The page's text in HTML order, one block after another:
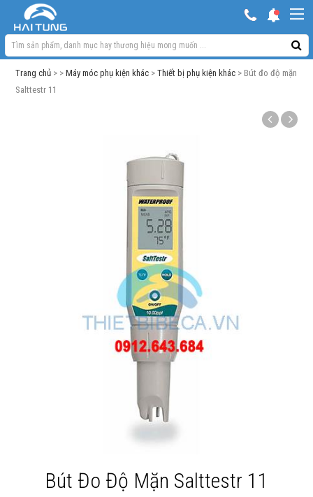
Trang chủ > >Máy móc phụ kiện khác >Thiết bị phụ kiện khác > Bút đo độ mặn
Salttestr 11
Bút Đo Độ Mặn Salttestr 11
Hồ ngoài trời & phụ kiện
Xử lý nước
Thức ăn cá
Đèn bể cá
Bể cá cảnh
Trang trí bể cá
Cá rồng & Phụ kiện
Bể thủy sinh & Phụ kiện
Bể nước mặn & Phụ kiện
Thi công hồ cá Koi
Dịch vụ